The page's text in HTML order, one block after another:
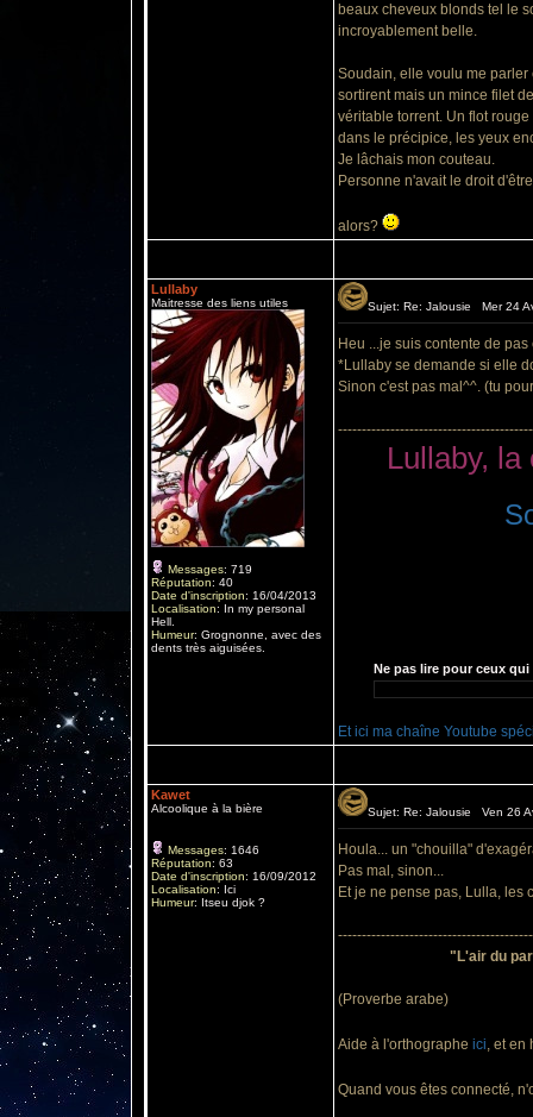
beaux cheveux blonds tel le
incroyablement belle.
Soudain, elle voulu me parler
sortirent mais un mince filet
véritable torrent. Un flot
dans le précipice, les yeux
Je lâchais mon couteau.
Personne n'avait le droit
alors?
Lullaby
Maitresse des liens utiles
Messages: 719
Réputation: 40
Date d'inscription: 16/04/2013
Localisation: In my personal
Hell.
Humeur: Grognonne, avec des
dents très aiguisées.
Sujet: Re: Jalousie Mer 24
Heu ...je suis contente de
*Lullaby se demande si elle
Sinon c'est pas mal^^. (tu
Lullaby,
Ne pas lire pour ceux
Et ici ma chaîne Youtube
Kawet
Alcoolique à la bière
Messages: 1646
Réputation: 63
Date d'inscription: 16/09/2012
Localisation: Ici
Humeur: Itseu djok ?
Sujet: Re: Jalousie Ven 26
Houla... un "chouilla"
Pas mal, sinon...
Et je ne pense pas, Lulla, les
"L'air du
(Proverbe arabe)
Aide à l'orthographe ici, et en
Quand vous êtes connecté,